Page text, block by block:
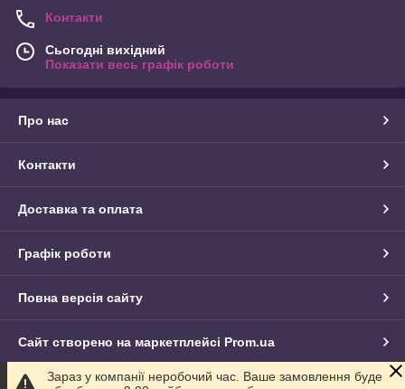
Контакти
Сьогодні вихідний
Показати весь графік роботи
Про нас
Контакти
Доставка та оплата
Графік роботи
Повна версія сайту
Сайт створено на маркетплейсі Prom.ua
Зараз у компанії неробочий час. Ваше замовлення буде